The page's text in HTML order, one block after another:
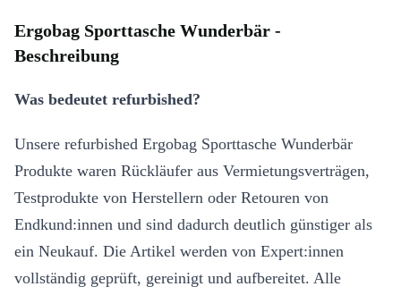
Ergobag Sporttasche Wunderbär -
Beschreibung
Was bedeutet refurbished?
Unsere refurbished Ergobag Sporttasche Wunderbär
Produkte waren Rückläufer aus Vermietungsverträgen,
Testprodukte von Herstellern oder Retouren von
Endkund:innen und sind dadurch deutlich günstiger als
ein Neukauf. Die Artikel werden von Expert:innen
vollständig geprüft, gereinigt und aufbereitet. Alle